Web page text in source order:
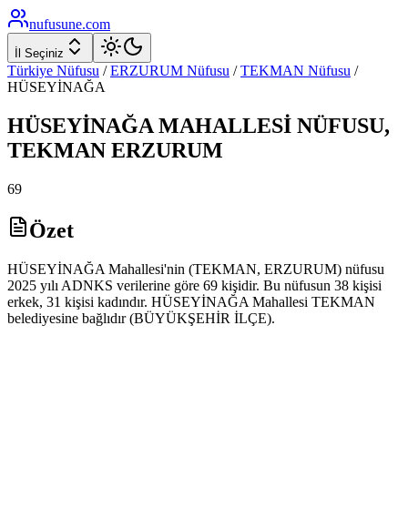
nufusune.com
İl Seçiniz
Türkiye Nüfusu / ERZURUM Nüfusu / TEKMAN Nüfusu /
HÜSEYİNAĞA
HÜSEYİNAĞA MAHALLESİ NÜFUSU,
TEKMAN ERZURUM
69
Özet
HÜSEYİNAĞA Mahallesi'nin (TEKMAN, ERZURUM) nüfusu
2025 yılı ADNKS verilerine göre 69 kişidir. Bu nüfusun 38 kişisi
erkek, 31 kişisi kadındır. HÜSEYİNAĞA Mahallesi TEKMAN
belediyesine bağlıdır (BÜYÜKŞEHİR İLÇE).